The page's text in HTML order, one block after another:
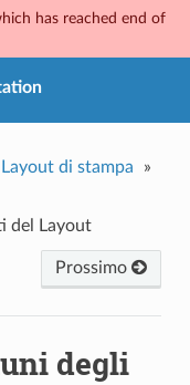
has reached end of
Layout di stampa
»
del Layout
Prossimo
degli